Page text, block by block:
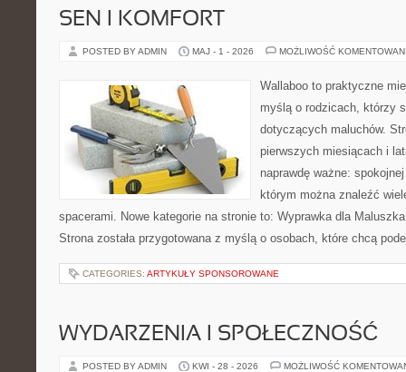
SEN I KOMFORT
POSTED BY ADMIN MAJ - 1 - 2026 MOŻLIWOŚĆ
Wallaboo to praktyczne
myślą o rodzicach, którzy
dotyczących maluchów.
pierwszych miesiącach i
naprawdę ważne:
którym można znaleźć
spacerami. Nowe kategorie na stronie to: Wyprawka dla
Strona została przygotowana z myślą o osobach, które chcą
CATEGORIES: ARTYKUŁY SPONSOROWANE
WYDARZENIA I SPOŁECZNOŚĆ
POSTED BY ADMIN KWI - 28 - 2026 MOŻLIWOŚĆ